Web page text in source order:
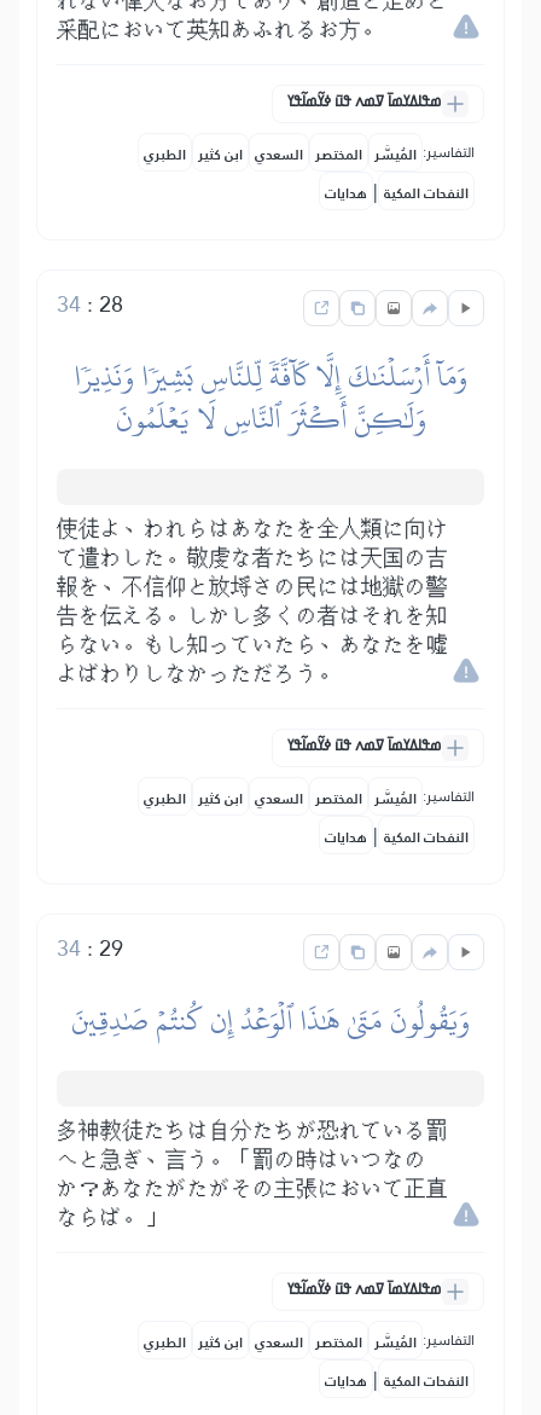
采配において英知あふれるお方。
ߘߟߊߡߌߘߊ߫ ߜߘߍ ߟߎ߫ ߦߌ߬ߘߊ߬ߟߌ
التفاسير: المُيسَّر المختصر السعدي ابن كثير الطبري
النفحات المكية | هدايات
28
:
34
وَمَآ أَرۡسَلۡنَٰكَ إِلَّا كَآفَّةٗ لِّلنَّاسِ بَشِيرٗا وَنَذِيرٗا
وَلَٰكِنَّ أَكۡثَرَ ٱلنَّاسِ لَا يَعۡلَمُونَ
使徒よ、われらはあなたを全人類に向け
て遣わした。敬虔な者たちには天国の吉
報を、不信仰と放埓さの民には地獄の警
告を伝える。しかし多くの者はそれを知
らない。もし知っていたら、あなたを嘘
よばわりしなかっただろう。
ߘߟߊߡߌߘߊ߫ ߜߘߍ ߟߎ߫ ߦߌ߬ߘߊ߬ߟߌ
التفاسير: المُيسَّر المختصر السعدي ابن كثير الطبري
النفحات المكية | هدايات
29
:
34
وَيَقُولُونَ مَتَىٰ هَٰذَا ٱلۡوَعۡدُ إِن كُنتُمۡ صَٰدِقِينَ
多神教徒たちは自分たちが恐れている罰
へと急ぎ、言う。「罰の時はいつなの
か？あなたがたがその主張において正直
ならば。」
ߘߟߊߡߌߘߊ߫ ߜߘߍ ߟߎ߫ ߦߌ߬ߘߊ߬ߟߌ
التفاسير: المُيسَّر المختصر السعدي ابن كثير الطبري
النفحات المكية | هدايات